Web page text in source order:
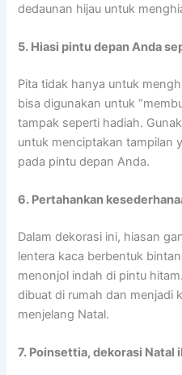
dedaunan hijau untuk
5. Hiasi pintu depan Anda
Pita tidak hanya untuk
bisa digunakan untuk
tampak seperti hadiah.
untuk menciptakan tampilan
pada pintu depan Anda.
6. Pertahankan
Dalam dekorasi ini, hiasan
lentera kaca berbentuk
menonjol indah di pintu
dibuat di rumah dan menjadi
menjelang Natal.
7. Poinsettia, dekorasi Natal